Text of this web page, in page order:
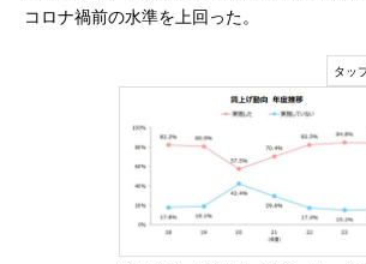
コロナ禍前の水準を上回った。